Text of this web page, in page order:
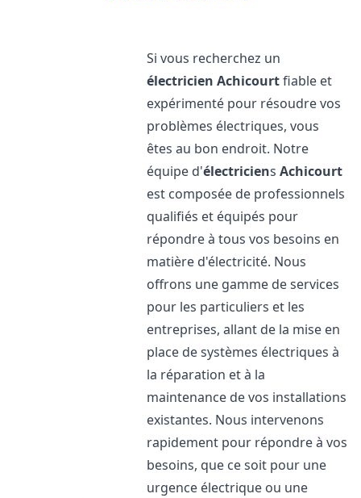
Si vous recherchez un
électricien Achicourtfiable et
expérimenté pour résoudre vos
problèmes électriques, vous
êtes au bon endroit. Notre
équipe d'électriciensAchicourt
est composée de professionnels
qualifiés et équipés pour
répondre à tous vos besoins en
matière d'électricité. Nous
offrons une gamme de services
pour les particuliers et les
entreprises, allant de la mise en
place de systèmes électriques à
la réparation et à la
maintenance de vos installations
existantes. Nous intervenons
rapidement pour répondre à vos
besoins, que ce soit pour une
urgence électrique ou une